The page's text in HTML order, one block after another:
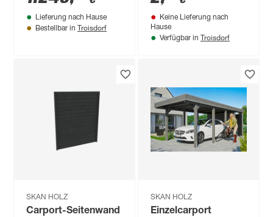
Lieferung nach Hause
Bestellbar in Troisdorf
Keine Lieferung nach
Hause
Verfügbar in Troisdorf
SKAN HOLZ
Carport-Seitenwand
SKAN HOLZ
Einzelcarport